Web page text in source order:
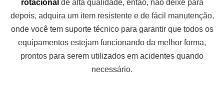
rotacional de alta qualidade, então, não deixe para
depois, adquira um item resistente e de fácil manutenção,
onde você tem suporte técnico para garantir que todos os
equipamentos estejam funcionando da melhor forma,
prontos para serem utilizados em acidentes quando
necessário.